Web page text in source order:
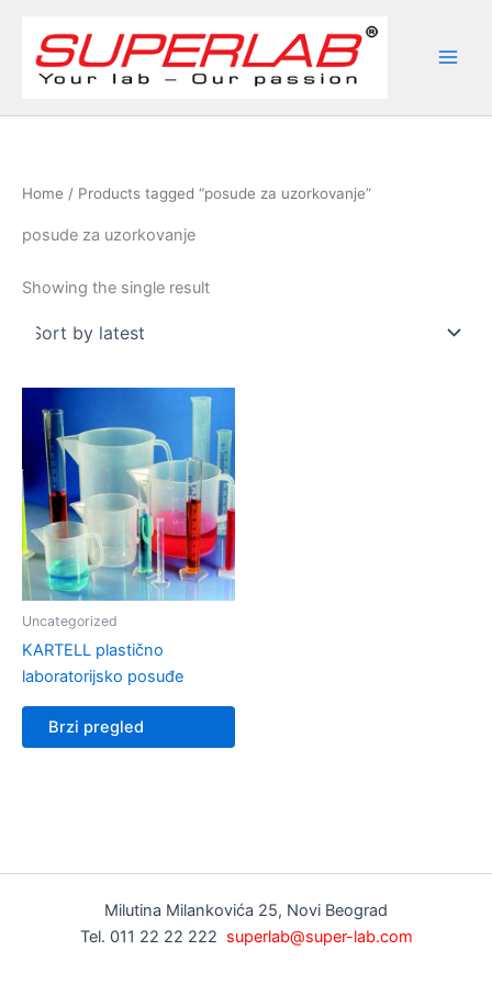
content
Home / Products tagged “posude za uzorkovanje”
posude za uzorkovanje
Showing the single result
Uncategorized
KARTELL plastično
laboratorijsko posuđe
Brzi pregled
Milutina Milankovića 25, Novi Beograd
Tel. 011 22 22 222 superlab@super-lab.com